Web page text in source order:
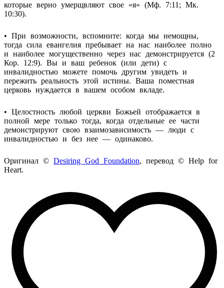
которые верно умерщвляют свое «я» (Мф. 7:11; Мк.
10:30).
• При возможности, вспомните: когда мы немощны,
тогда сила евангелия пребывает на нас наиболее полно
и наиболее могущественно через нас демонстрируется (2
Кор. 12:9). Вы и ваш ребенок (или дети) с
инвалидностью можете помочь другим увидеть и
пережить реальность этой истины. Ваша поместная
церковь нуждается в вашем особом вкладе.
• Целостность любой церкви Божьей отображается в
полной мере только тогда, когда отдельные ее части
демонстрируют свою взаимозависимость — люди с
инвалидностью и без нее — одинаково.
Оригинал © Desiring God Foundation, перевод © Help for
Heart.